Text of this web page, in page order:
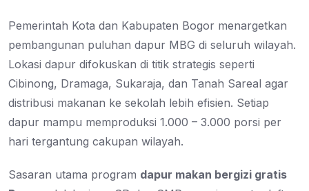
Pemerintah Kota dan Kabupaten Bogor menargetkan
pembangunan puluhan dapur MBG di seluruh wilayah.
Lokasi dapur difokuskan di titik strategis seperti
Cibinong, Dramaga, Sukaraja, dan Tanah Sareal agar
distribusi makanan ke sekolah lebih efisien. Setiap
dapur mampu memproduksi 1.000 – 3.000 porsi per
hari tergantung cakupan wilayah.
Sasaran utama program dapur makan bergizi gratis